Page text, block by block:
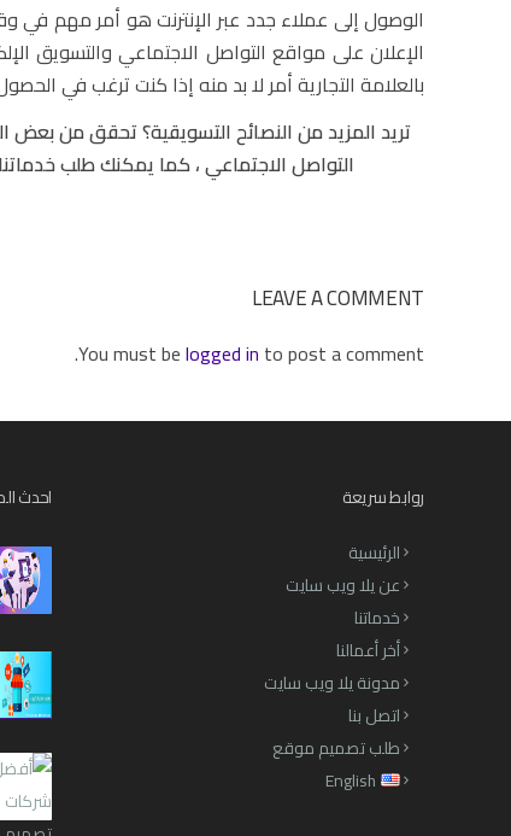
الوصول إلى عملاء جدد عبر الإنترنت هو أمر مهم في
الإعلان على مواقع التواصل الاجتماعي والتسويق
بالعلامة التجارية أمر لا بد منه إذا كنت ترغب في
تريد المزيد من النصائح التسويقية؟ تحقق من بعض
التواصل الاجتماعي ، كما يمكنك طلب
LEAVE A COMMENT
You must belogged in to post a comment.
روابط سريعة
الرئيسية
عن يلا ويب سايت
خدماتنا
أخر أعمالنا
مدونة يلا ويب سايت
اتصل بنا
طلب تصميم موقع
English
احدث